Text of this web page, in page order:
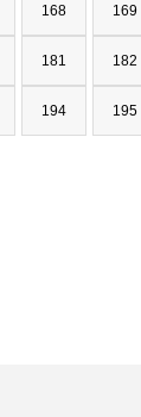
168 169
181 182
194 195